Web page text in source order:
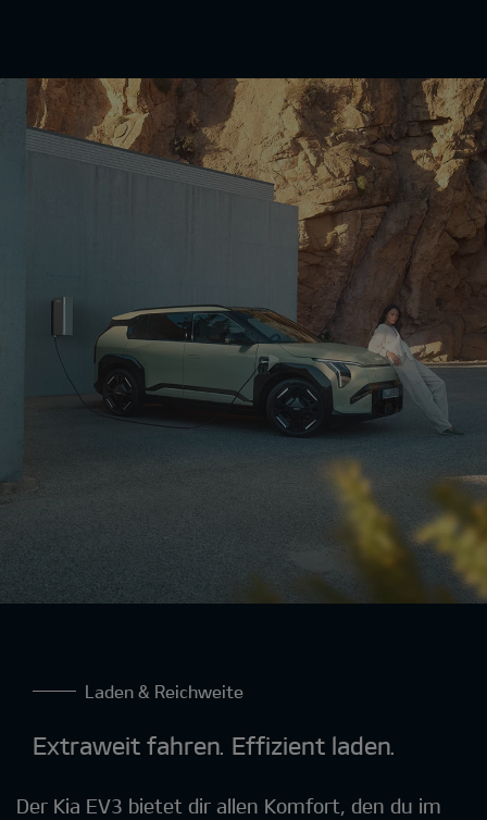
Laden & Reichweite
Extraweit fahren. Effizient laden.
Der Kia EV3 bietet dir allen Komfort, den du im